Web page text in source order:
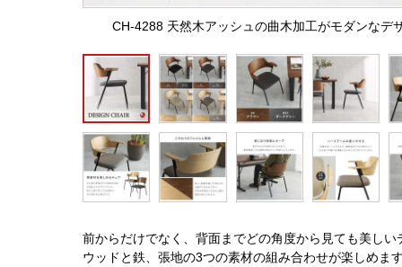
CH-4288 天然木アッシュの曲木加工がモダンなデ
前からだけでなく、背面までどの角度から見ても美し
ウッドと鉄、張地の3つの素材の組み合わせが楽しめま